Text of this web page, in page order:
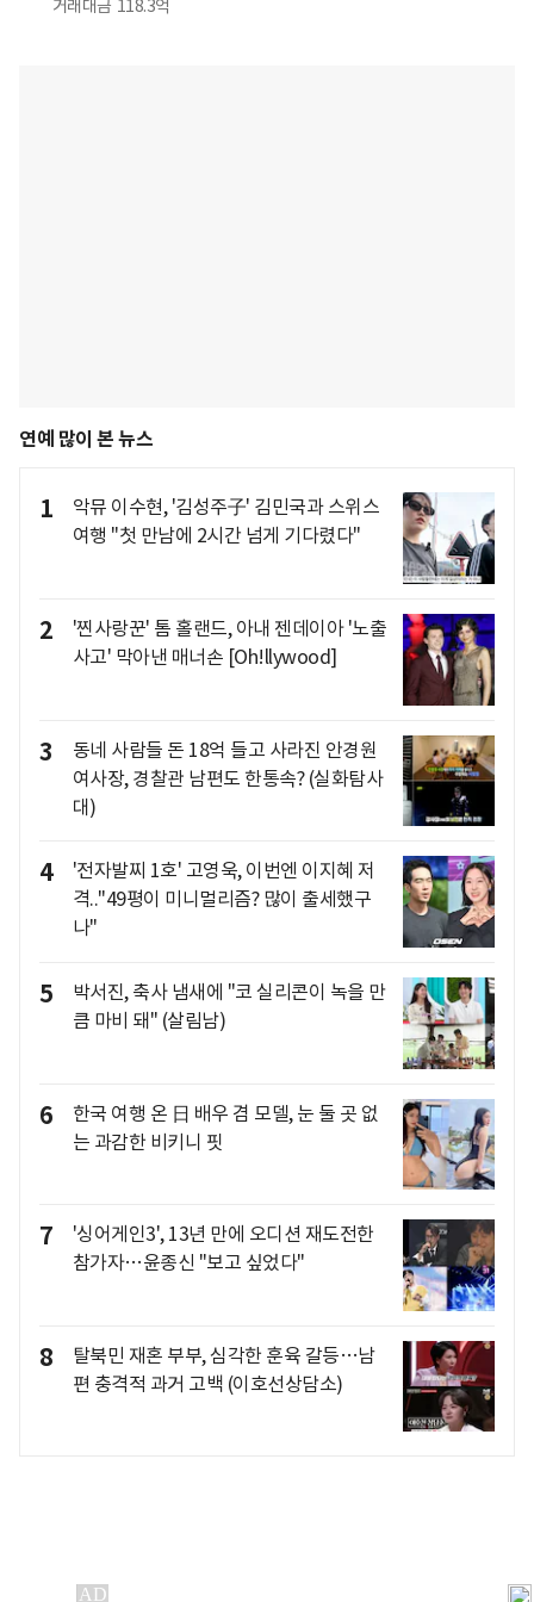
거래대금 118.3억
연예 많이 본 뉴스
1
악뮤 이수현, '김성주子' 김민국과 스위스
여행 "첫 만남에 2시간 넘게 기다렸다"
2
'찐사랑꾼' 톰 홀랜드, 아내 젠데이아 '노출
사고' 막아낸 매너손 [Oh!llywood]
3
동네 사람들 돈 18억 들고 사라진 안경원
여사장, 경찰관 남편도 한통속? (실화탐사
대)
4
'전자발찌 1호' 고영욱, 이번엔 이지혜 저
격.."49평이 미니멀리즘? 많이 출세했구
나"
5
박서진, 축사 냄새에 "코 실리콘이 녹을 만
큼 마비 돼" (살림남)
6
한국 여행 온 日 배우 겸 모델, 눈 둘 곳 없
는 과감한 비키니 핏
7
'싱어게인3', 13년 만에 오디션 재도전한
참가자…윤종신 "보고 싶었다"
8
탈북민 재혼 부부, 심각한 훈육 갈등…남
편 충격적 과거 고백 (이호선상담소)